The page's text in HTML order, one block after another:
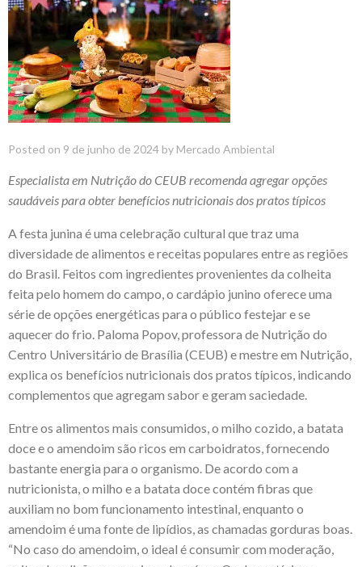
Posted on 9 de junho de 2024 by Mercado Ambiental
Especialista em Nutrição do CEUB recomenda agregar opções
saudáveis para obter benefícios nutricionais dos pratos típicos
A festa junina é uma celebração cultural que traz uma
diversidade de alimentos e receitas populares entre as regiões
do Brasil. Feitos com ingredientes provenientes da colheita
feita pelo homem do campo, o cardápio junino oferece uma
série de opções energéticas para o público festejar e se
aquecer do frio. Paloma Popov, professora de Nutrição do
Centro Universitário de Brasília (CEUB) e mestre em Nutrição,
explica os benefícios nutricionais dos pratos típicos, indicando
complementos que agregam sabor e geram saciedade.
Entre os alimentos mais consumidos, o milho cozido, a batata
doce e o amendoim são ricos em carboidratos, fornecendo
bastante energia para o organismo. De acordo com a
nutricionista, o milho e a batata doce contém fibras que
auxiliam no bom funcionamento intestinal, enquanto o
amendoim é uma fonte de lipídios, as chamadas gorduras boas.
“No caso do amendoim, o ideal é consumir com moderação,